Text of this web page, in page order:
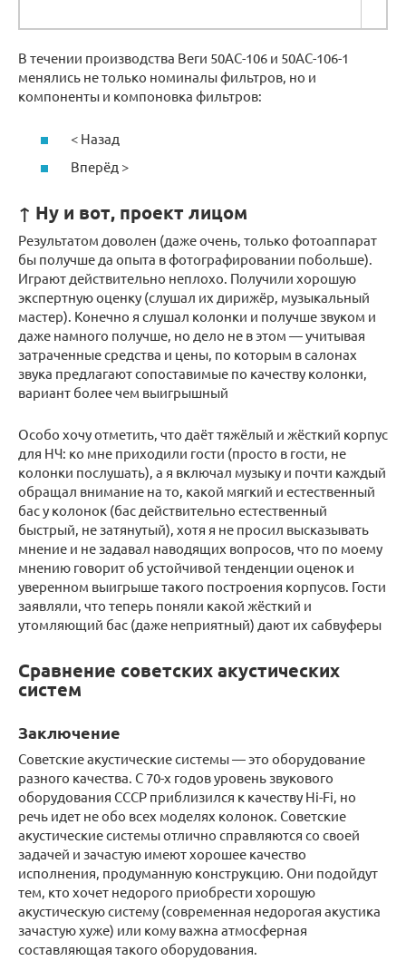
В течении производства Веги 50АС-106 и 50АС-106-1
менялись не только номиналы фильтров, но и
компоненты и компоновка фильтров:
< Назад
Вперёд >
↑ Ну и вот, проект лицом
Результатом доволен (даже очень, только фотоаппарат
бы получше да опыта в фотографировании побольше).
Играют действительно неплохо. Получили хорошую
экспертную оценку (слушал их дирижёр, музыкальный
мастер). Конечно я слушал колонки и получше звуком и
даже намного получше, но дело не в этом — учитывая
затраченные средства и цены, по которым в салонах
звука предлагают сопоставимые по качеству колонки,
вариант более чем выигрышный
Особо хочу отметить, что даёт тяжёлый и жёсткий корпус
для НЧ: ко мне приходили гости (просто в гости, не
колонки послушать), а я включал музыку и почти каждый
обращал внимание на то, какой мягкий и естественный
бас у колонок (бас действительно естественный
быстрый, не затянутый), хотя я не просил высказывать
мнение и не задавал наводящих вопросов, что по моему
мнению говорит об устойчивой тенденции оценок и
уверенном выигрыше такого построения корпусов. Гости
заявляли, что теперь поняли какой жёсткий и
утомляющий бас (даже неприятный) дают их сабвуферы
Сравнение советских акустических
систем
Заключение
Советские акустические системы — это оборудование
разного качества. С 70-х годов уровень звукового
оборудования СССР приблизился к качеству Hi-Fi, но
речь идет не обо всех моделях колонок. Советские
акустические системы отлично справляются со своей
задачей и зачастую имеют хорошее качество
исполнения, продуманную конструкцию. Они подойдут
тем, кто хочет недорого приобрести хорошую
акустическую систему (современная недорогая акустика
зачастую хуже) или кому важна атмосферная
составляющая такого оборудования.